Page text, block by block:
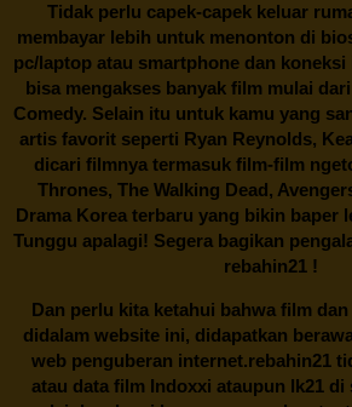
Tidak perlu capek-capek keluar
membayar lebih untuk menonton di
pc/laptop atau smartphone dan
bisa mengakses banyak film mulai
Comedy. Selain itu untuk kamu yang
artis favorit seperti Ryan Reynolds,
dicari filmnya termasuk film-film
Thrones, The Walking Dead,
Drama Korea terbaru yang bikin baper
Tunggu apalagi! Segera bagikan
rebahin21 !
Dan perlu kita ketahui bahwa film dan
didalam website ini, didapatkan
web penguberan internet.rebahin21
atau data film Indoxxi ataupun lk21 di